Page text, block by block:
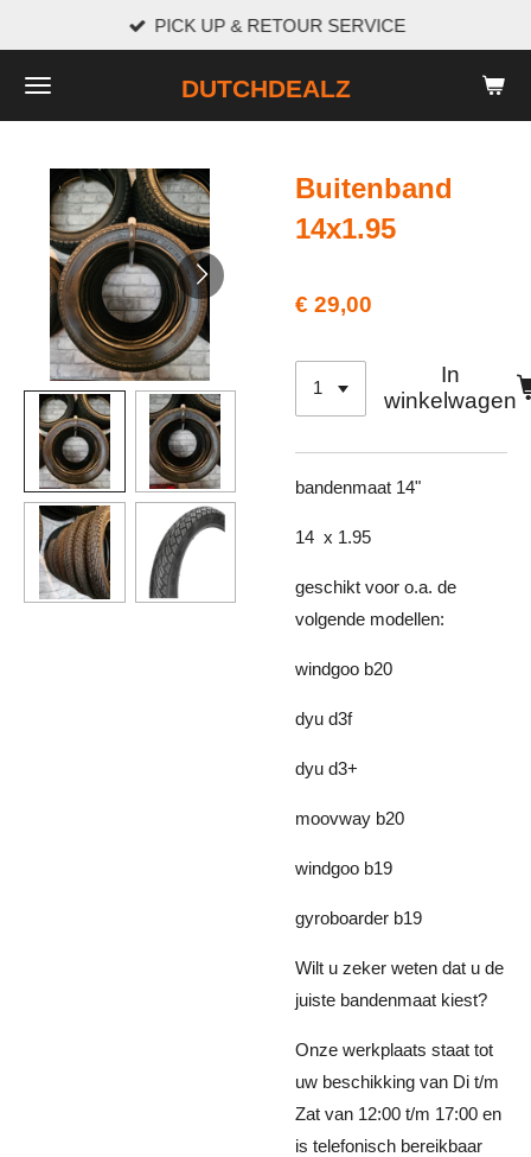
naar
de
DUTCHDEALZ
PICK UP & RETOUR SERVICE
Buitenband
14x1.95
€ 29,00
In
winkelwagen
bandenmaat 14"
14 x 1.95
geschikt voor o.a. de
volgende modellen:
windgoo b20
dyu d3f
dyu d3+
moovway b20
windgoo b19
gyroboarder b19
Wilt u zeker weten dat u de
juiste bandenmaat kiest?
Onze werkplaats staat tot
uw beschikking van Di t/m
Zat van 12:00 t/m 17:00 en
is telefonisch bereikbaar